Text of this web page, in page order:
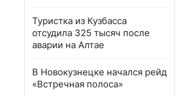
Туристка из Кузбасса
отсудила 325 тысяч после
аварии на Алтае
В Новокузнецке начался рейд
«Встречная полоса»